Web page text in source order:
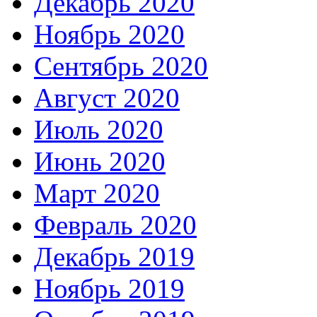
Ноябрь 2020
Сентябрь 2020
Август 2020
Июль 2020
Июнь 2020
Март 2020
Февраль 2020
Декабрь 2019
Ноябрь 2019